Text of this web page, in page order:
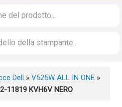
Dell » V525W ALL IN ONE »
11819 KVH6V NERO